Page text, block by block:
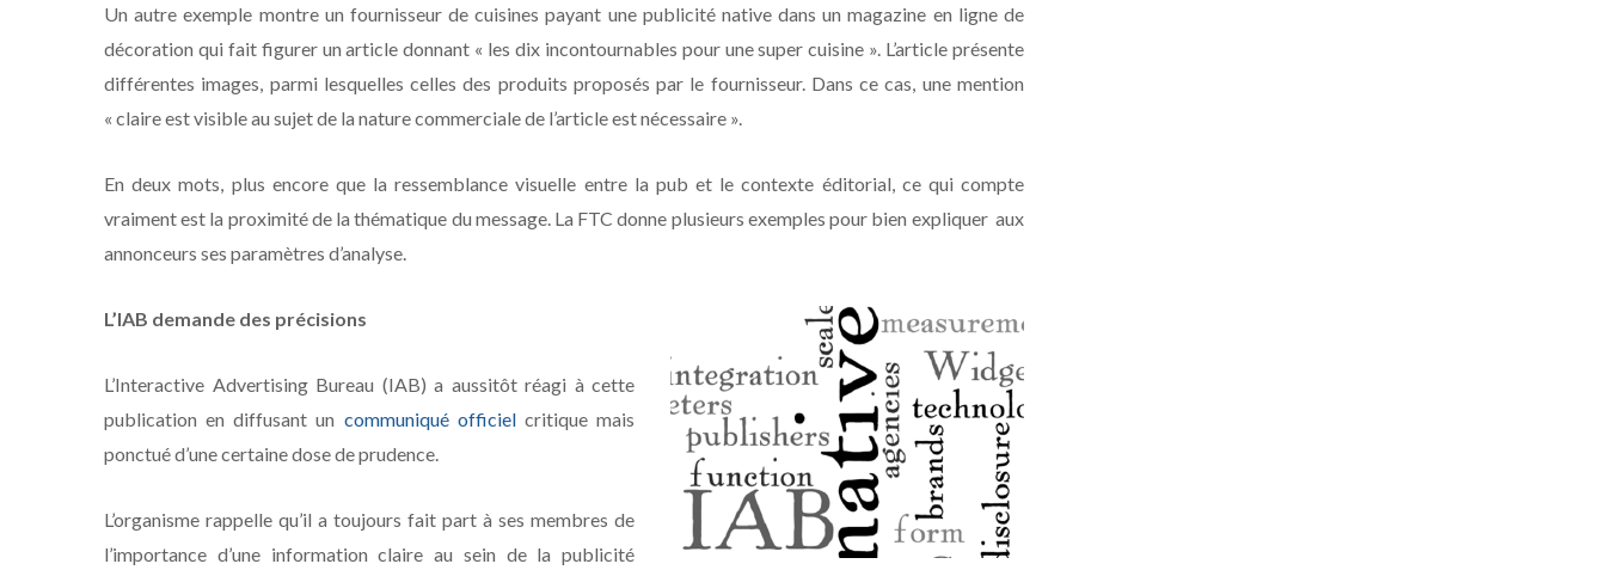
Un autre exemple montre un fournisseur de cuisines payant une publicité native dans un magazine en ligne de
décoration qui fait figurer un article donnant « les dix incontournables pour une super cuisine ». L’article présente
différentes images, parmi lesquelles celles des produits proposés par le fournisseur. Dans ce cas, une mention
« claire est visible au sujet de la nature commerciale de l’article est nécessaire ».
En deux mots, plus encore que la ressemblance visuelle entre la pub et le contexte éditorial, ce qui compte
vraiment est la proximité de la thématique du message. La FTC donne plusieurs exemples pour bien expliquer aux
annonceurs ses paramètres d’analyse.
L’IAB demande des précisions
L’Interactive Advertising Bureau (IAB) a aussitôt réagi à cette
publication en diffusant un communiqué officielcritique mais
ponctué d’une certaine dose de prudence.
L’organisme rappelle qu’il a toujours fait part à ses membres de
l’importance d’une information claire au sein de la publicité